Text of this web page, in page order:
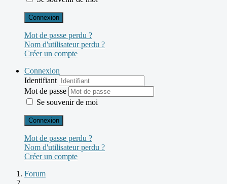
Connexion
Mot de passe perdu ?
Nom d'utilisateur perdu ?
Créer un compte
Connexion
Identifiant
Mot de passe
Se souvenir de moi
Connexion
Mot de passe perdu ?
Nom d'utilisateur perdu ?
Créer un compte
Forum